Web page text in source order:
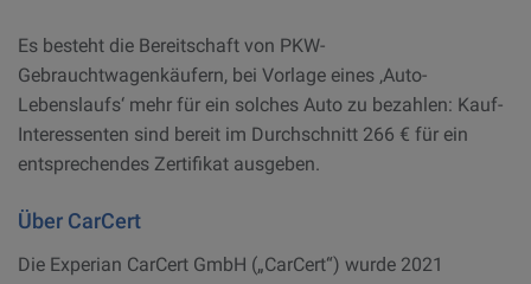
Es besteht die Bereitschaft von PKW-
Gebrauchtwagenkäufern, bei Vorlage eines ‚Auto-
Lebenslaufs‘ mehr für ein solches Auto zu bezahlen: Kauf-
Interessenten sind bereit im Durchschnitt 266 € für ein
entsprechendes Zertifikat ausgeben.
Über CarCert
Die Experian CarCert GmbH („CarCert“) wurde 2021